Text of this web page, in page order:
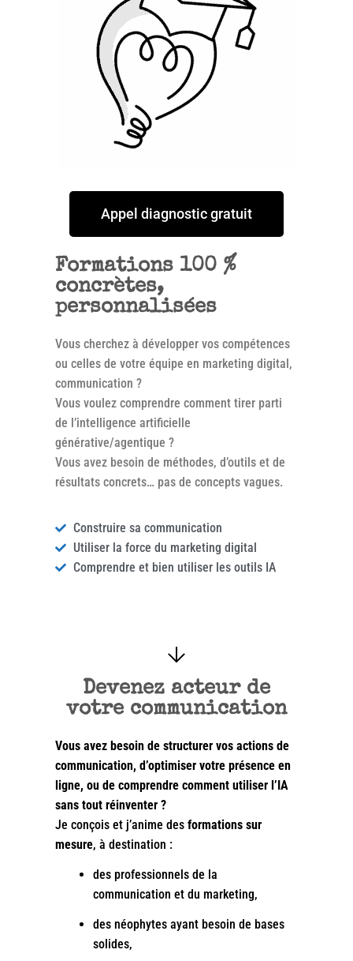
Appel diagnostic gratuit
Formations 100 %
concrètes,
personnalisées
Vous cherchez à développer vos compétences
ou celles de votre équipe en marketing digital,
communication ?
Vous voulez comprendre comment tirer parti
de l’intelligence artificielle
générative/agentique ?
Vous avez besoin de méthodes, d’outils et de
résultats concrets… pas de concepts vagues.
Construire sa communication
Utiliser la force du marketing digital
Comprendre et bien utiliser les outils IA
Devenez acteur de
votre communication
Vous avez besoin de structurer vos actions de
communication, d’optimiser votre présence en
ligne, ou de comprendre comment utiliser l’IA
sans tout réinventer ?
Je conçois et j’anime desformations sur
mesure, à destination :
des professionnels de la
communication et du marketing,
des néophytes ayant besoin de bases
solides,